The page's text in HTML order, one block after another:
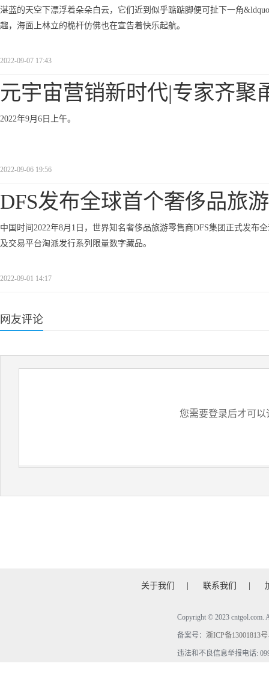
湛蓝的天空下漂浮着朵朵白云，它们近到似乎踮踮脚便可扯下一角
趣，海面上林立的桅杆仿佛也在宣告着快乐起航。
2022-09-07 17:43
元宇宙营销新时代|专家齐聚
2022年9月6日上午。
2022-09-06 19:56
DFS发布全球首个奢侈品旅
中国时间2022年8月1日，世界知名奢侈品旅游零售商DFS集团正式发
及交易平台淘派发行系列限量数字藏品。
2022-09-01 14:17
网友评论
您需要登录后才可以
关于我们 | 联系我们 |
Copyright © 2023
备案号： 浙ICP备13001813
违法和不良信息举报电话: